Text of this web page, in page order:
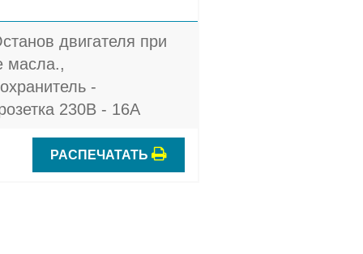
двигателя при
масла.,
-
230В - 16A
РАСПЕЧАТАТЬ